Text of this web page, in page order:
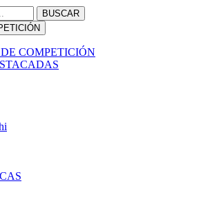
BUSCAR
COMPETICIÓN